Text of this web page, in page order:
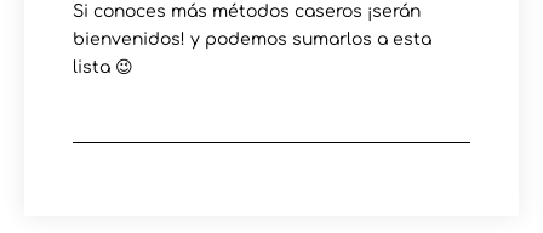
Si conoces más métodos caseros ¡serán
bienvenidos! y podemos sumarlos a esta
lista 😉